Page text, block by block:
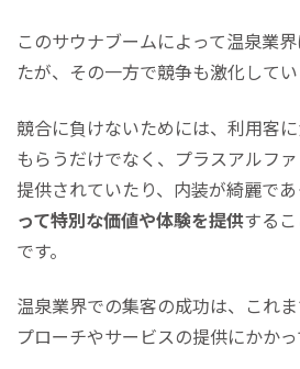
このサウナブームによって温泉業
たが、その一方で競争も激化してい
競合に負けないためには、利用客
もらうだけでなく、プラスアルフ
提供されていたり、内装が綺麗で
って特別な価値や体験を提供する
です。
温泉業界での集客の成功は、これ
プローチやサービスの提供にかかっ